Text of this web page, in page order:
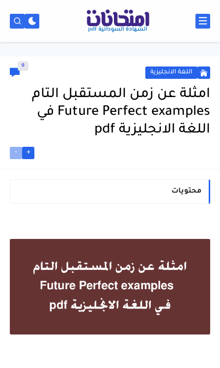
اللغة الانجليزية
0
امثلة عن زمن المستقبل التام
Future Perfect examples في
اللغة الانجليزية pdf
+
-
محتويات